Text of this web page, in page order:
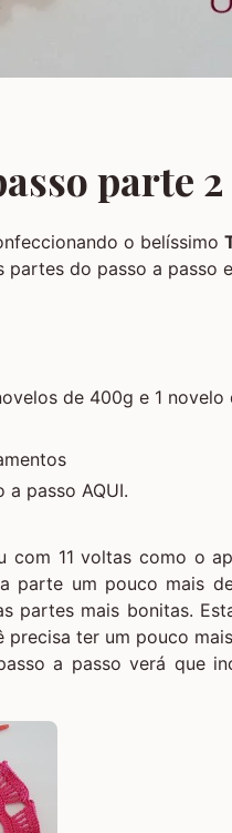
parte 2
o belíssimo
do passo a passo
de 400g e 1 novelo
passo AQUI.
11 voltas como o
parte um pouco mais
partes mais bonitas.
ter um pouco
a passo verá que